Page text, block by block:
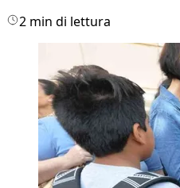
2 min di lettura